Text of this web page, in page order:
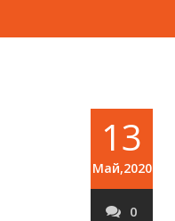
13
Май,2020
0